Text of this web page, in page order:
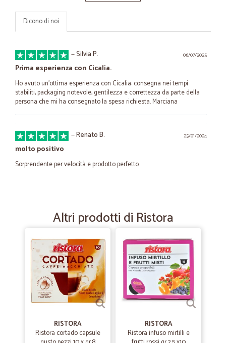
Dicono di noi
06/07/2025
—Silvia P.
Prima esperienza con Cicalia.
Ho avuto un'ottima esperienza con Cicalia: consegna nei tempi
stabiliti, packaging notevole, gentilezza e correttezza da parte della
persona che mi ha consegnato la spesa richiesta. Marciana
25/01/2024
—Renato B.
molto positivo
Sorprendente per velocità e prodotto perfetto
ho preso prevalentemente frutta e…
ho preso prevalentemente frutta e verdura: prodotti eccellenti e
freschissimi
21/05/2021
—.
SUPER SU TUTTO
SUPER SU TUTTO
04/06/2020
—Sabrina M.
Altri prodotti di Ristora
RISTORA
Ristora cortado capsule
RISTORA
Ristora infuso mirtilli e